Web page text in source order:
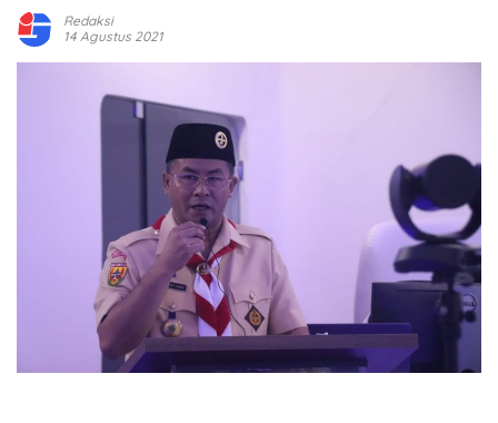
Redaksi
14 Agustus 2021